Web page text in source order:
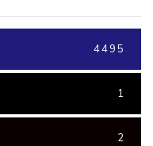
4495
1
2